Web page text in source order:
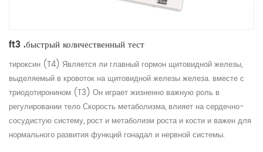
ft3 .быстрый количественный тест
тироксин (T4) Является ли главный гормон щитовидной железы,
выделяемый в кровоток на щитовидной железы железа. вместе с
триодотиронином (T3) Он играет жизненно важную роль в
регулировании тело Скорость метаболизма, влияет на сердечно-
сосудистую систему, рост и метаболизм роста и кости и важен для
нормального развития функций гонадал и нервной системы.